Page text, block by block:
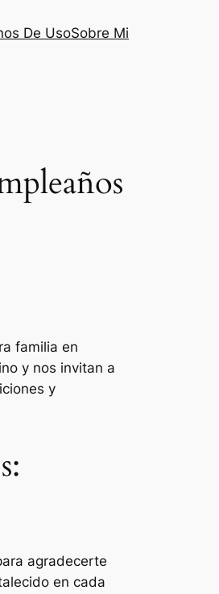
De UsoSobre Mi
familia en
y nos invitan a
y
agradecerte
en cada